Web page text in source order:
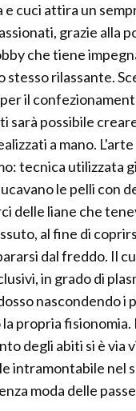
e cuci attira un
grazie alla
che tiene
stesso rilassante.
il
sarà possibile
a mano.
tecnica utilizzata
le pelli con
delle liane che
al fine di
dal freddo. Il
in grado di
nascondendo i
propria fisionomia.
degli abiti si è via
intramontabile nel
moda delle